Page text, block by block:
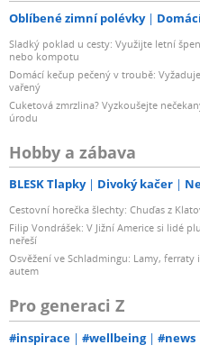
Oblíbené zimní polévky
Sladký poklad u cesty: Využijte letní
nebo kompotu
Domácí kečup pečený v troubě:
vařený
Cuketová zmrzlina? Vyzkoušejte
úrodu
Hobby a zábava
BLESK Tlapky Divoký kačer
Cestovní horečka šlechty: Chuďas z
Filip Vondrášek: V Jižní Americe si lidé
neřeší
Osvěžení ve Schladmingu: Lamy,
autem
Pro generaci Z
#inspirace #wellbeing #news